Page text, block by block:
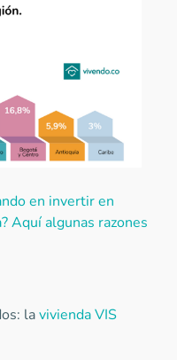
en invertir en
Aquí algunas razones
lavivienda VIS